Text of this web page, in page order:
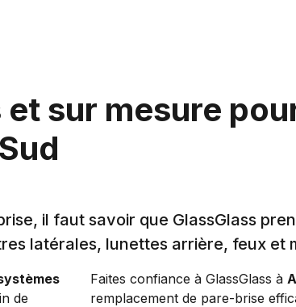
sur mesure
il faut savoir que GlassGlass
latérales, lunettes arrière, feux et
de
Faites confiance à GlassGlass à
remplacement de pare-brise